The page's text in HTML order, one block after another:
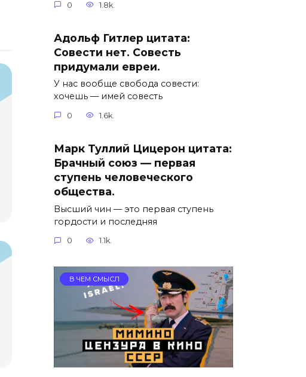
0 1.8k.
Адольф Гитлер цитата:
Совести нет. Совесть
придумали евреи.
У нас вообще свобода совести:
хочешь — имей совесть
0 1.6k.
Марк Туллий Цицерон цитата:
Брачный союз — первая
ступень человеческого
общества.
Высший чин — это первая ступень
гордости и последняя
0 1.1k.
В ЧЕМ СМЫСЛ